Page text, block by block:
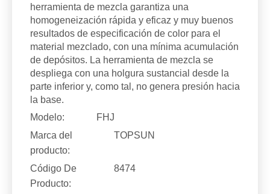
herramienta de mezcla garantiza una
homogeneización rápida y eficaz y muy buenos
resultados de especificación de color para el
material mezclado, con una mínima acumulación
de depósitos. La herramienta de mezcla se
despliega con una holgura sustancial desde la
parte inferior y, como tal, no genera presión hacia
la base.
Modelo:
FHJ
Marca del
producto:
TOPSUN
Código De
Producto:
8474